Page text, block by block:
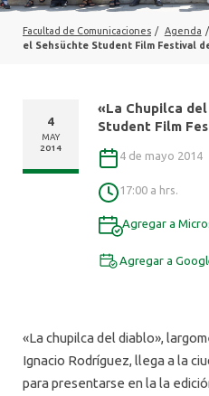
INVESTIGACIÓN
CENTRO DE ESCRITURA
ALUMNI
Facultad de Comunicaciones / Agenda /
el Sehsüchte Student Film Festival
«La Chupilca
Student Film
4 de mayo 2014
17:00 a hrs.
Agregar a
Agregar a
4
MAY
2014
«La chupilca del diablo»,
Ignacio Rodríguez, llega a la
para presentarse en la la